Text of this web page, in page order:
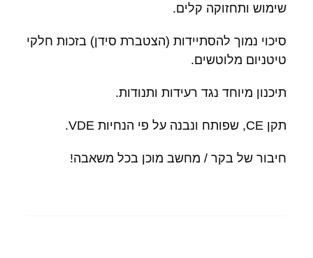
שימוש ותחזוקה קלים.
סיכוי נמוך להסתיידות (הצטברת סידן) בזכות חלקי
טיטניום מלוטשים.
תיכנון מיוחד נגד רעידות ותנודות.
תקן CE, שפותח ונבנה על פי הנחיות VDE.
חיבור של בקר / מחשב מוכן בכל משאבה!